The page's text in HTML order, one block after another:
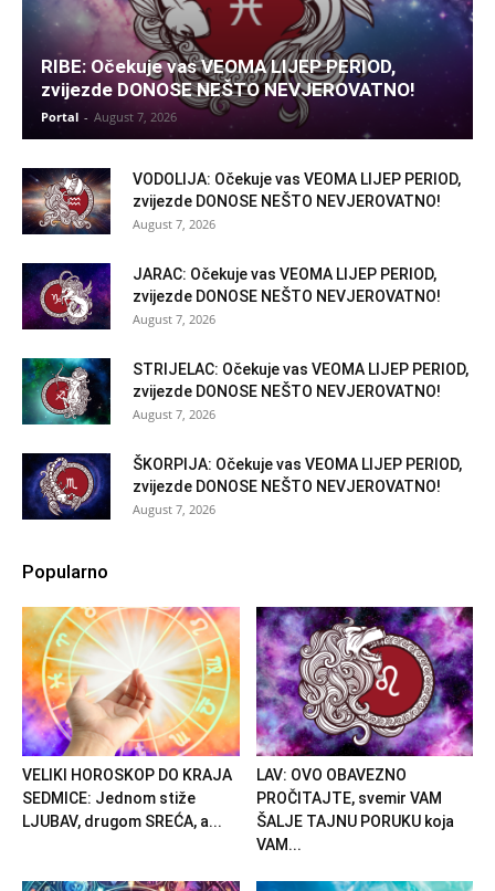
RIBE: Očekuje vas VEOMA LIJEP PERIOD,
zvijezde DONOSE NEŠTO NEVJEROVATNO!
Portal - August 7, 2026
VODOLIJA: Očekuje vas VEOMA LIJEP PERIOD,
zvijezde DONOSE NEŠTO NEVJEROVATNO!
August 7, 2026
JARAC: Očekuje vas VEOMA LIJEP PERIOD,
zvijezde DONOSE NEŠTO NEVJEROVATNO!
August 7, 2026
STRIJELAC: Očekuje vas VEOMA LIJEP PERIOD,
zvijezde DONOSE NEŠTO NEVJEROVATNO!
August 7, 2026
ŠKORPIJA: Očekuje vas VEOMA LIJEP PERIOD,
zvijezde DONOSE NEŠTO NEVJEROVATNO!
August 7, 2026
Popularno
VELIKI HOROSKOP DO KRAJA
SEDMICE: Jednom stiže
LJUBAV, drugom SREĆA, a...
LAV: OVO OBAVEZNO
PROČITAJTE, svemir VAM
ŠALJE TAJNU PORUKU koja
VAM...